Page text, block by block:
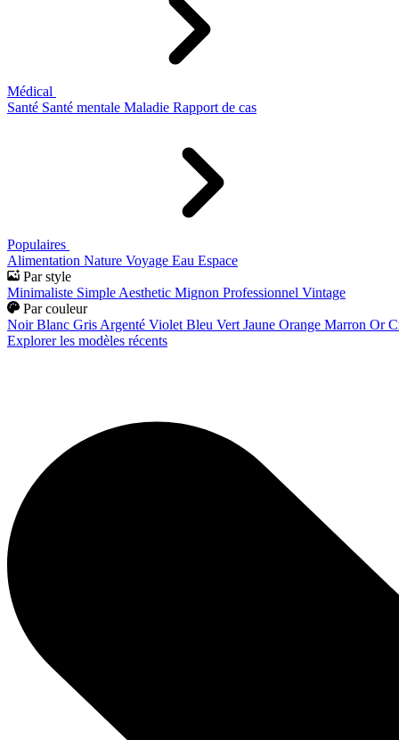
Médical
Santé Santé mentale Maladie Rapport de cas
Populaires
Alimentation Nature Voyage Eau Espace
Par style
Minimaliste Simple Aesthetic Mignon Professionnel Vintage
Par couleur
Noir Blanc Gris Argenté Violet Bleu Vert Jaune Orange Marron Or
Explorer les modèles récents